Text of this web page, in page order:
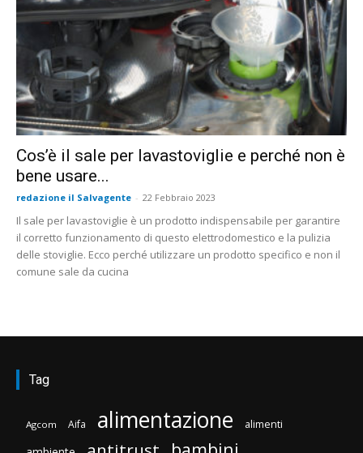
Cos’è il sale per lavastoviglie e perché non è
bene usare...
redazione il Salvagente - 22 Febbraio 2023
Il sale per lavastoviglie è un prodotto indispensabile per garantire
il corretto funzionamento di questo elettrodomestico e la pulizia
delle stoviglie. Ecco perché utilizzare un prodotto specifico e non il
comune sale da cucina
Tag
Agcom Aifa alimentazione alimenti